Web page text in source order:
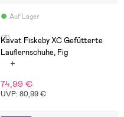
Auf Lager
(3)
Kavat Fiskeby XC Gefütterte
Lauflernschuhe, Fig
74,99 €
UVP: 80,99 €